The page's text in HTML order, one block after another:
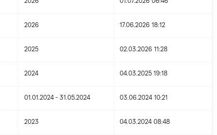
2026 17.06.2026 18:12
2025 02.03.2026 11:28
2024 04.03.2025 19:18
01.01.2024 - 31.05.2024 03.06.2024 10:21
2023 04.03.2024 08:48